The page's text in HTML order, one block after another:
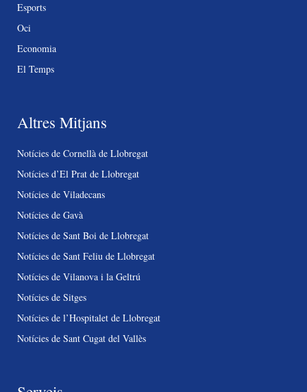
Esports
Oci
Economia
El Temps
Altres Mitjans
Notícies de Cornellà de Llobregat
Notícies d’El Prat de Llobregat
Notícies de Viladecans
Notícies de Gavà
Notícies de Sant Boi de Llobregat
Notícies de Sant Feliu de Llobregat
Notícies de Vilanova i la Geltrú
Notícies de Sitges
Notícies de l’Hospitalet de Llobregat
Notícies de Sant Cugat del Vallès